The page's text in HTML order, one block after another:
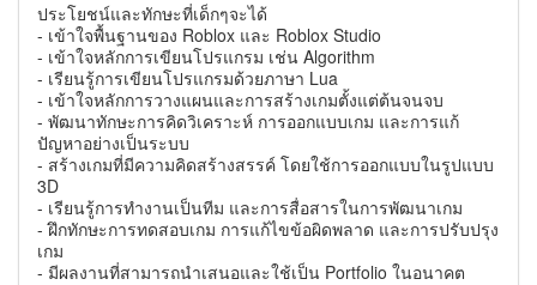
ประโยชน์และทักษะที่เด็กๆจะได้
- เข้าใจพื้นฐานของ Roblox และ Roblox Studio
- เข้าใจหลักการเขียนโปรแกรม เช่น Algorithm
- เรียนรู้การเขียนโปรแกรมด้วยภาษา Lua
- เข้าใจหลักการวางแผนและการสร้างเกมตั้งแต่ต้นจนจบ
- พัฒนาทักษะการคิดวิเคราะห์ การออกแบบเกม และการแก้
ปัญหาอย่างเป็นระบบ
- สร้างเกมที่มีความคิดสร้างสรรค์ โดยใช้การออกแบบในรูปแบบ
3D
- เรียนรู้การทำงานเป็นทีม และการสื่อสารในการพัฒนาเกม
- ฝึกทักษะการทดสอบเกม การแก้ไขข้อผิดพลาด และการปรับปรุง
เกม
- มีผลงานที่สามารถนำเสนอและใช้เป็น Portfolio ในอนาคต